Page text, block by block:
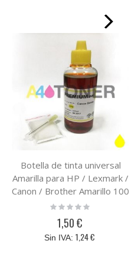
Botella de tinta universal
Amarilla para HP / Lexmark /
Canon / Brother Amarillo 100
ml
Rating:
1,50 €
1,24 €